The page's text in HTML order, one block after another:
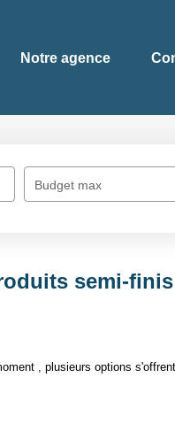
Notre agence
Budget max
semi-finis
, plusieurs options